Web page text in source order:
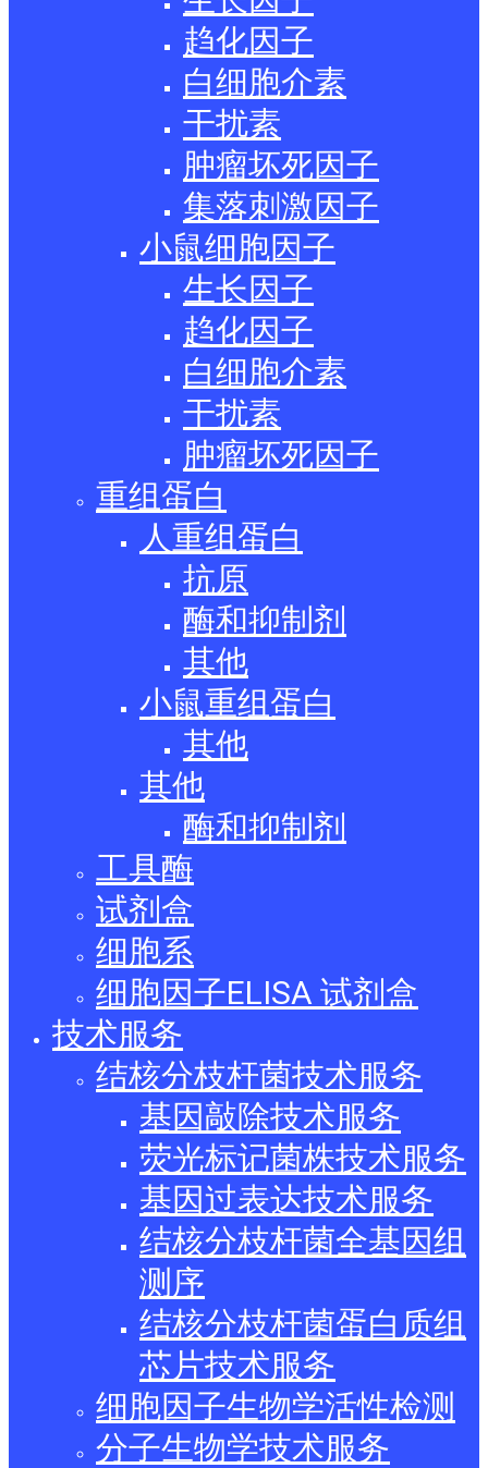
趋化因子
白细胞介素
干扰素
肿瘤坏死因子
集落刺激因子
小鼠细胞因子
生长因子
趋化因子
白细胞介素
干扰素
肿瘤坏死因子
重组蛋白
人重组蛋白
抗原
酶和抑制剂
其他
小鼠重组蛋白
其他
其他
酶和抑制剂
工具酶
试剂盒
细胞系
细胞因子ELISA 试剂盒
技术服务
结核分枝杆菌技术服务
基因敲除技术服务
荧光标记菌株技术服务
基因过表达技术服务
结核分枝杆菌全基因组
测序
结核分枝杆菌蛋白质组
芯片技术服务
细胞因子生物学活性检测
分子生物学技术服务